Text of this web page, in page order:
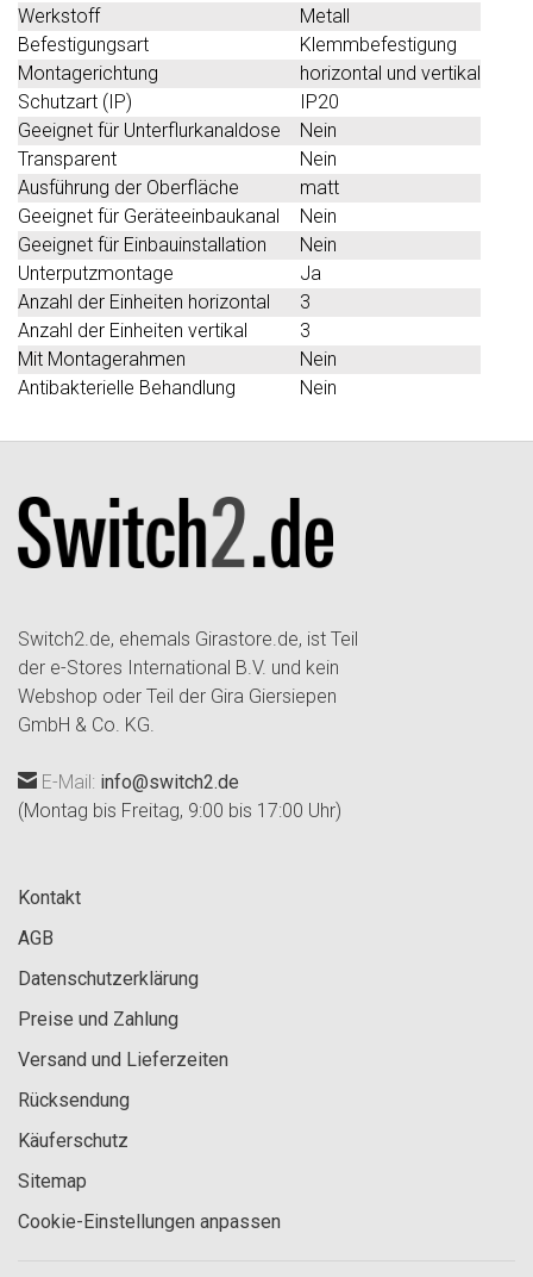
Werkstoff
Metall
Befestigungsart
Klemmbefestigung
Montagerichtung
horizontal und vertikal
Schutzart (IP)
IP20
Geeignet für Unterflurkanaldose
Nein
Transparent
Nein
Ausführung der Oberfläche
matt
Geeignet für Geräteeinbaukanal
Nein
Geeignet für Einbauinstallation
Nein
Unterputzmontage
Ja
Anzahl der Einheiten horizontal
3
Anzahl der Einheiten vertikal
3
Mit Montagerahmen
Nein
Antibakterielle Behandlung
Nein
Switch2.de, ehemals Girastore.de, ist Teil
der e-Stores International B.V. und kein
Webshop oder Teil der Gira Giersiepen
GmbH & Co. KG.
E-Mail: info@switch2.de
(Montag bis Freitag, 9:00 bis 17:00 Uhr)
Kontakt
AGB
Datenschutzerklärung
Preise und Zahlung
Versand und Lieferzeiten
Rücksendung
Käuferschutz
Sitemap
Cookie-Einstellungen anpassen